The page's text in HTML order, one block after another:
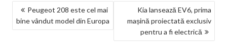
NAVIGARE
ÎN
Peugeot 208 este cel mai
bine vândut model din Europa
Kia lansează EV6, prima
mașină proiectată exclusiv
pentru a fi electrică